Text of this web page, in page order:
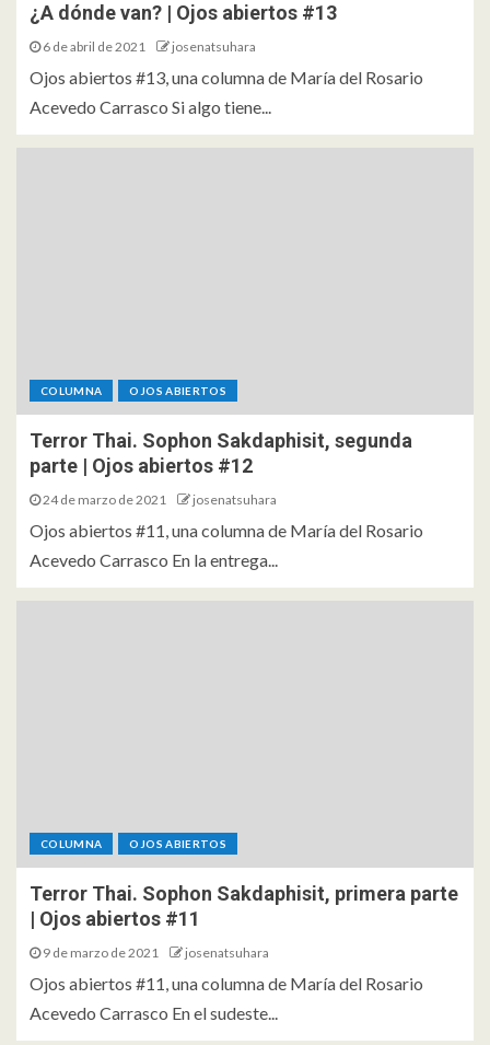
¿A dónde van? | Ojos abiertos #13
6 de abril de 2021 josenatsuhara
Ojos abiertos #13, una columna de María del Rosario
Acevedo Carrasco Si algo tiene...
COLUMNA OJOS ABIERTOS
Terror Thai. Sophon Sakdaphisit, segunda
parte | Ojos abiertos #12
24 de marzo de 2021 josenatsuhara
Ojos abiertos #11, una columna de María del Rosario
Acevedo Carrasco En la entrega...
COLUMNA OJOS ABIERTOS
Terror Thai. Sophon Sakdaphisit, primera parte
| Ojos abiertos #11
9 de marzo de 2021 josenatsuhara
Ojos abiertos #11, una columna de María del Rosario
Acevedo Carrasco En el sudeste...